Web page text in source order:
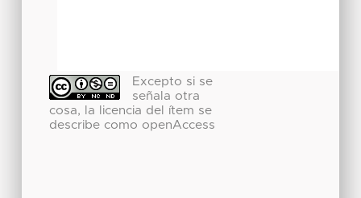
Excepto si se
señala otra
cosa, la licencia del ítem se
describe como openAccess